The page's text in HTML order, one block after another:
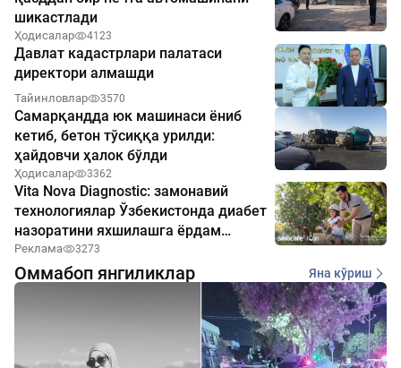
шикастлади
Ҳодисалар 4123
Давлат кадастрлари палатаси
директори алмашди
Тайинловлар 3570
Самарқандда юк машинаси ёниб
кетиб, бетон тўсиққа урилди:
ҳайдовчи ҳалок бўлди
Ҳодисалар 3362
Vita Nova Diagnostic: замонавий
технологиялар Ўзбекистонда диабет
назоратини яхшилашга ёрдам
бермоқда
Реклама 3273
Оммабоп янгиликлар Яна кўриш